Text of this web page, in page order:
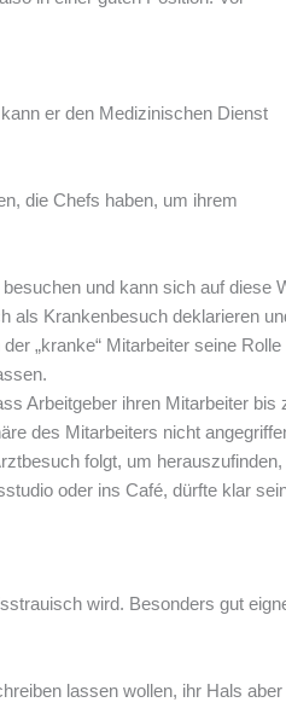
er den Medizinischen Dienst
die Chefs haben, um ihrem
und kann sich auf diese
als Krankenbesuch deklarieren
„kranke“ Mitarbeiter seine Rolle
Arbeitgeber ihren Mitarbeiter bis
des Mitarbeiters nicht
folgt, um
oder ins Café, dürfte klar
wird. Besonders gut
lassen wollen, ihr Hals aber